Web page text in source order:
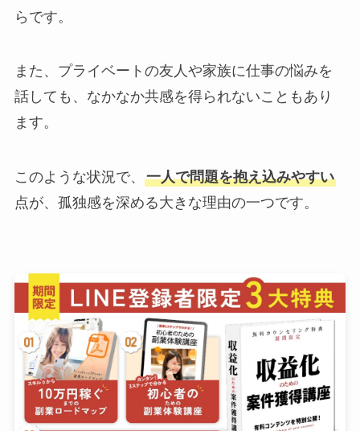
らです。
また、プライベートの友人や家族に仕事の悩みを
話しても、なかなか共感を得られないこともあり
ます。
このような状況で、 一人で問題を抱え込みやすい
点が、孤独感を深める大きな理由の一つです。